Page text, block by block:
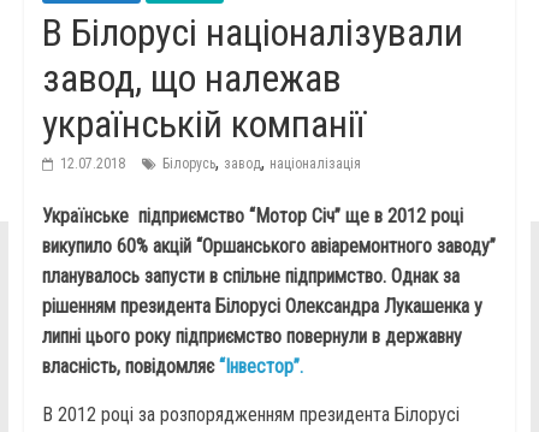
В Білорусі націоналізували
завод, що належав
українській компанії
12.07.2018 Білорусь, завод, націоналізація
Українське підприємство “Мотор Січ” ще в 2012 році
викупило 60% акцій “Оршанського авіаремонтного заводу”
планувалось запусти в спільне підпримство. Однак за
рішенням президента Білорусі Олександра Лукашенка у
липні цього року підприємство повернули в державну
власність, повідомляє“Інвестор”.
В 2012 році за розпорядженням президента Білорусі